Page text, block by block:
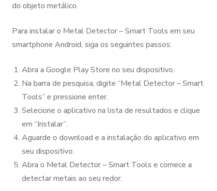
do objeto metálico.
Para instalar o Metal Detector – Smart Tools em seu
smartphone Android, siga os seguintes passos:
Abra a Google Play Store no seu dispositivo.
Na barra de pesquisa, digite “Metal Detector – Smart
Tools” e pressione enter.
Selecione o aplicativo na lista de resultados e clique
em “Instalar”.
Aguarde o download e a instalação do aplicativo em
seu dispositivo.
Abra o Metal Detector – Smart Tools e comece a
detectar metais ao seu redor.